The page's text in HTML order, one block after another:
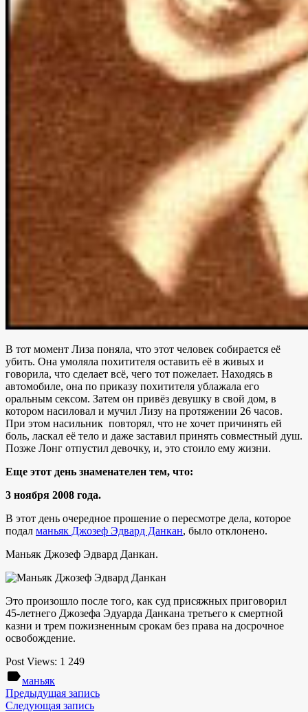
В тот момент Лиза поняла, что этот человек собирается её
убить. Она умоляла похитителя оставить её в живых и
говорила, что сделает всё, чего тот пожелает. Находясь в
автомобиле, она по приказу похитителя ублажала его
оральным сексом. Затем он привёз девушку в свой дом, в
котором насиловал и мучил Лизу на протяжении 26 часов.
При этом насильник повторял, что не хочет причинять ей
боль, ласкал её тело и даже заставил принять совместный душ.
Позже Лонг отпустил девочку, и, это стоило ему жизни.
Еще этот день знаменателен тем, что:
3 ноября 2008 года.
В этот день очередное прошение о пересмотре дела, которое
подал маньяк Джозеф Эдвард Данкан, было отклонено.
Маньяк Джозеф Эдвард Данкан.
Это произошло после того, как суд присяжных приговорил
45-летнего Джозефа Эдуарда Данкана третьего к смертной
казни и трем пожизненным срокам без права на досрочное
освобождение.
Post Views: 1 249
labelманьяк
Предыдущая запись
Следующая запись